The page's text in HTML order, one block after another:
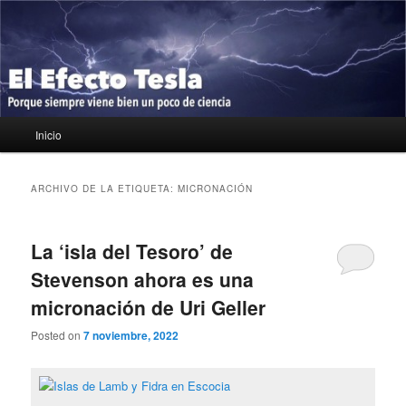
contenido
principal
contenido
secundario
El Efecto Tesla
Porque siempre viene bien un poco de ciencia
principal
Inicio
ARCHIVO DE LA ETIQUETA:MICRONACIÓN
La ‘isla del Tesoro’ de
Stevenson ahora es una
micronación de Uri Geller
Posted on7 noviembre, 2022